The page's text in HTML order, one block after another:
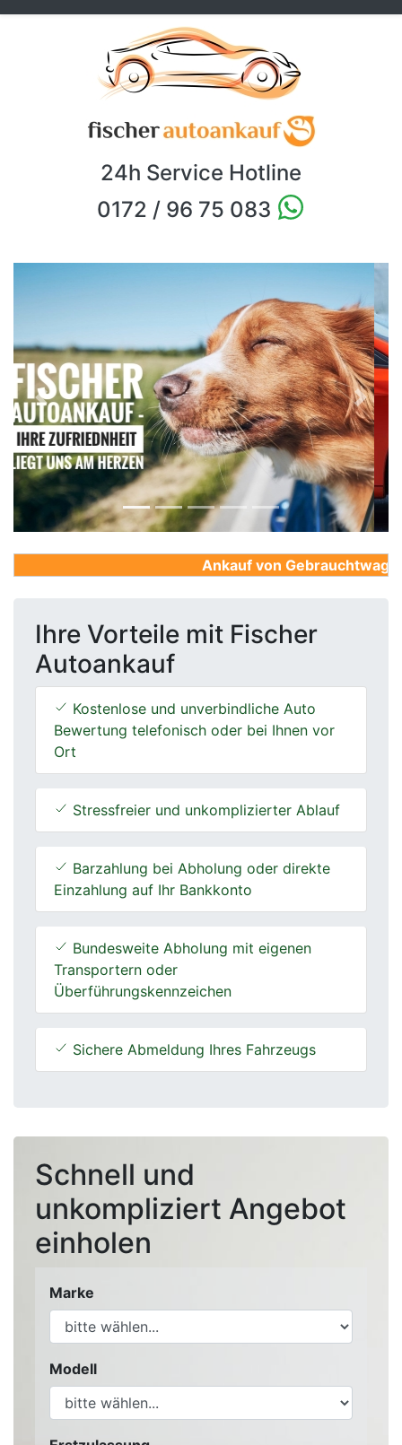
24h Service Hotline
0172 / 96 75 083
Previous Next
Ankauf von
Ihre Vorteile mit Fischer
Autoankauf
Kostenlose und unverbindliche Auto
Bewertung telefonisch oder bei Ihnen vor
Ort
Stressfreier und unkomplizierter Ablauf
Barzahlung bei Abholung oder direkte
Einzahlung auf Ihr Bankkonto
Bundesweite Abholung mit eigenen
Transportern oder
Überführungskennzeichen
Sichere Abmeldung Ihres Fahrzeugs
Schnell und
unkompliziert Angebot
einholen
Marke
Modell